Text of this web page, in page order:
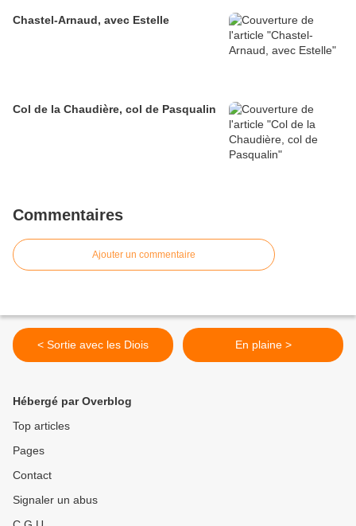
Chastel-Arnaud, avec Estelle
Col de la Chaudière, col de Pasqualin
Commentaires
Ajouter un commentaire
< Sortie avec les Diois En plaine >
Hébergé par Overblog
Top articles
Pages
Contact
Signaler un abus